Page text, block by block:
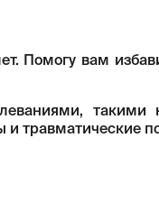
Помогу вам
такими
и травматические